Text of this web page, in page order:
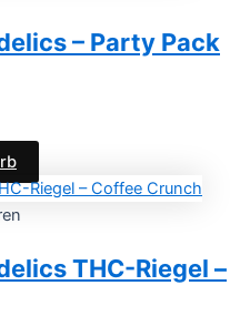
– Party Pack
THC-Riegel –